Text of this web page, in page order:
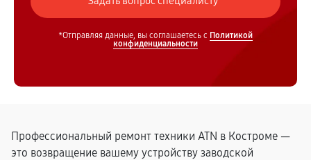
*Отправляя данные, вы соглашаетесь с Политикой
конфиденциальности
Профессиональный ремонт техники ATN в Костроме —
это возвращение вашему устройству заводской